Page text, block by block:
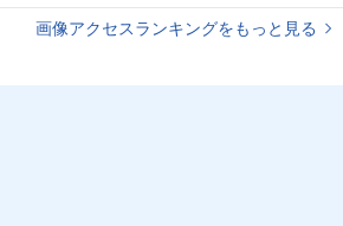
画像アクセスランキングをもっと見る